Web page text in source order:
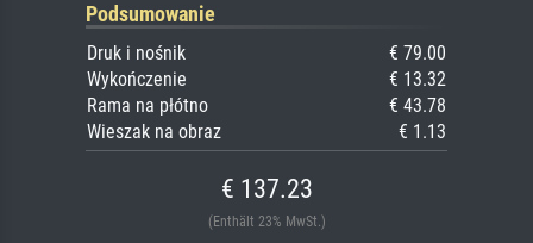
Podsumowanie
Druk i nośnik
€ 79.00
Wykończenie
€ 13.32
Rama na płótno
€ 43.78
Wieszak na obraz
€ 1.13
€ 137.23
(Enthält 23% MwSt.)